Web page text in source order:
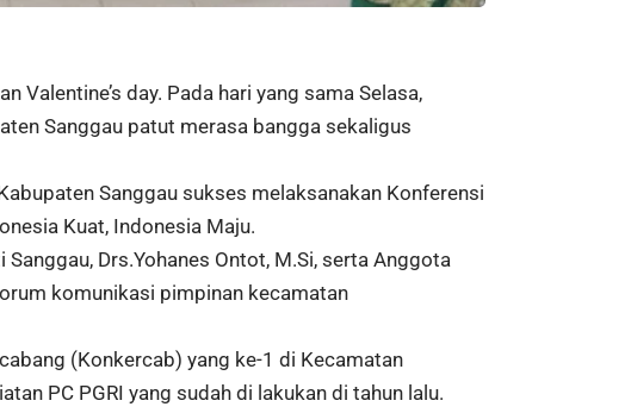
day. Pada hari yang sama Selasa,
Sanggau patut merasa bangga sekaligus
Sanggau sukses melaksanakan Konferensi
Kuat, Indonesia Maju.
Drs.Yohanes Ontot, M.Si, serta Anggota
komunikasi pimpinan kecamatan
(Konkercab) yang ke-1 di Kecamatan
PC PGRI yang sudah di lakukan di tahun lalu.